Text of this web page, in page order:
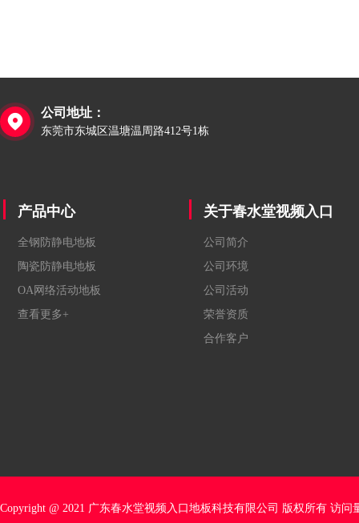

公司地址：
东莞市东城区温塘温周路412号1栋
产品中心
全钢防静电地板
陶瓷防静电地板
OA网络活动地板
查看更多+
关于春水堂视频入口
公司简介
公司环境
公司活动
荣誉资质
合作客户
Copyright @ 2021 广东春水堂视频入口地板科技有限公司 版权所有 访问量